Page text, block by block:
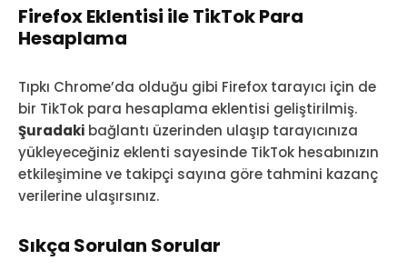
Firefox Eklentisi ile TikTok Para
Hesaplama
Tıpkı Chrome’da olduğu gibi Firefox tarayıcı için de
bir TikTok para hesaplama eklentisi geliştirilmiş.
Şuradaki bağlantı üzerinden ulaşıp tarayıcınıza
yükleyeceğiniz eklenti sayesinde TikTok hesabınızın
etkileşimine ve takipçi sayına göre tahmini kazanç
verilerine ulaşırsınız.
Sıkça Sorulan Sorular